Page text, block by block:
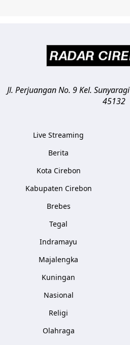
Jl. Perjuangan No. 9 Kel. Sunyaragi
45132
Live Streaming
Berita
Kota Cirebon
Kabupaten Cirebon
Brebes
Tegal
Indramayu
Majalengka
Kuningan
Nasional
Religi
Olahraga